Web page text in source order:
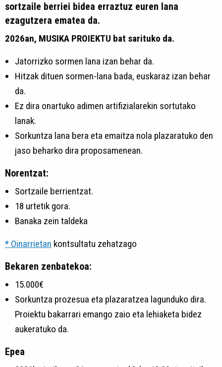
sortzaile berriei bidea erraztuz euren lana
ezagutzera ematea da.
2026an, MUSIKA PROIEKTU bat sarituko da.
Jatorrizko sormen lana izan behar da.
Hitzak dituen sormen-lana bada, euskaraz izan behar
da.
Ez dira onartuko adimen artifizialarekin sortutako
lanak.
Sorkuntza lana bera eta emaitza nola plazaratuko den
jaso beharko dira proposamenean.
Norentzat:
Sortzaile berrientzat.
18 urtetik gora.
Banaka zein taldeka
* Oinarrietan kontsultatu zehatzago
Bekaren zenbatekoa:
15.000€
Sorkuntza prozesua eta plazaratzea lagunduko dira.
Proiektu bakarrari emango zaio eta lehiaketa bidez
aukeratuko da.
Epea